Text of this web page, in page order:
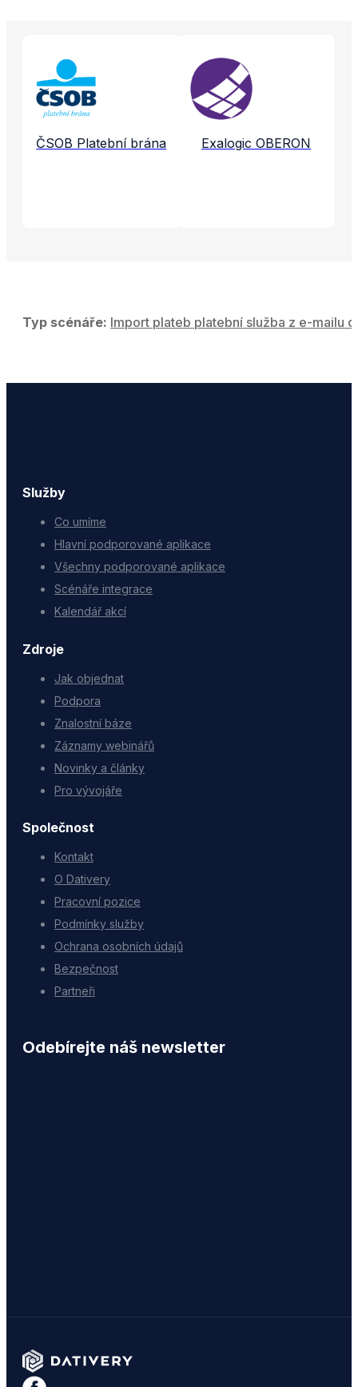
Propojené aplikace a služby
ČSOB Platební brána Exalogic OBERON
Typ scénáře: Import plateb platební služba z e-mailu
Služby
Co umíme
Hlavní podporované aplikace
Všechny podporované aplikace
Scénáře integrace
Kalendář akcí
Zdroje
Jak objednat
Podpora
Znalostní báze
Záznamy webinářů
Novinky a články
Pro vývojáře
Společnost
Kontakt
O Dativery
Pracovní pozice
Podmínky služby
Ochrana osobních údajů
Bezpečnost
Partneři
Odebírejte náš newsletter